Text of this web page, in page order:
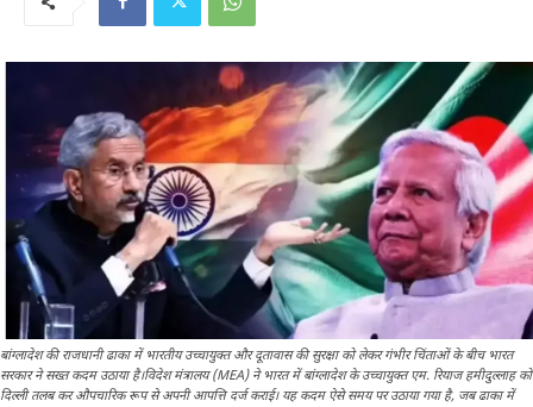
बांग्लादेश की राजधानी ढाका में भारतीय उच्चायुक्त और दूतावास की सुरक्षा को लेकर गंभीर चिंताओं के बीच भारत
सरकार ने सख्त कदम उठाया है।विदेश मंत्रालय (MEA) ने भारत में बांग्लादेश के उच्चायुक्त एम. रियाज हमीदुल्लाह को
दिल्ली तलब कर औपचारिक रूप से अपनी आपत्ति दर्ज कराई। यह कदम ऐसे समय पर उठाया गया है, जब ढाका में